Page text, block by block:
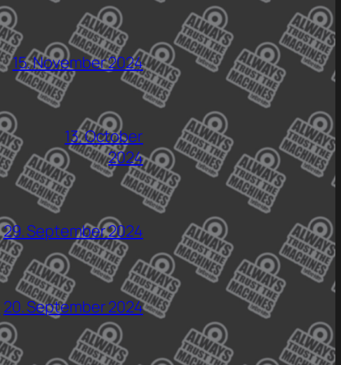
15. November 2024
13. October
2024
29. September 2024
20. September 2024